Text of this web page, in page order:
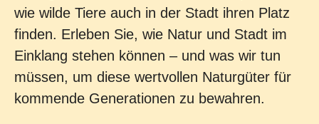
wie wilde Tiere auch in der Stadt ihren Platz
finden. Erleben Sie, wie Natur und Stadt im
Einklang stehen können – und was wir tun
müssen, um diese wertvollen Naturgüter für
kommende Generationen zu bewahren.